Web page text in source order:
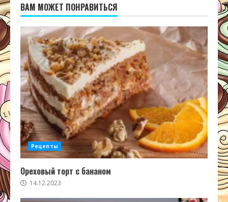
ВАМ МОЖЕТ ПОНРАВИТЬСЯ
Рецепты
Ореховый торт с бананом
14.12.2023